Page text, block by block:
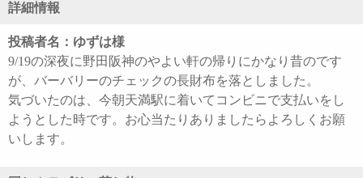
詳細情報
投稿者名：ゆずは様
9/19の深夜に野田阪神のやよい軒の帰りにかなり昔のです
が、バーバリーのチェックの長財布を落としました。
気づいたのは、今朝天満駅に着いてコンビニで支払いをし
ようとした時です。お心当たりありましたらよろしくお願
いします。